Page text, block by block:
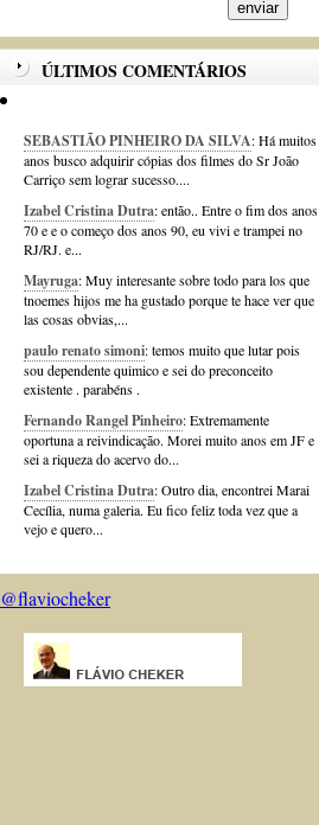
ÚLTIMOS COMENTÁRIOS
SEBASTIÃO PINHEIRO DA SILVA: Há muitos
anos busco adquirir cópias dos filmes do Sr João
Carriço sem lograr sucesso....
Izabel Cristina Dutra: então.. Entre o fim dos anos
70 e e o começo dos anos 90, eu vivi e trampei no
RJ/RJ. e...
Mayruga: Muy interesante sobre todo para los que
tnoemes hijos me ha gustado porque te hace ver que
las cosas obvias,...
paulo renato simoni: temos muito que lutar pois
sou dependente quimico e sei do preconceito
existente . parabéns .
Fernando Rangel Pinheiro: Extremamente
oportuna a reivindicação. Morei muito anos em JF e
sei a riqueza do acervo do...
Izabel Cristina Dutra: Outro dia, encontrei Marai
Cecília, numa galeria. Eu fico feliz toda vez que a
vejo e quero...
@flaviocheker